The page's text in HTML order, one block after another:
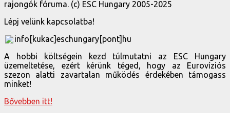
rajongók fóruma. (c) ESC Hungary 2005-2025
Lépj velünk kapcsolatba!
info[kukac]eschungary[pont]hu
A hobbi költségein kezd túlmutatni az ESC Hungary
üzemeltetése, ezért kérünk téged, hogy az Eurovíziós
szezon alatti zavartalan működés érdekében támogass
minket!
Bővebben itt!